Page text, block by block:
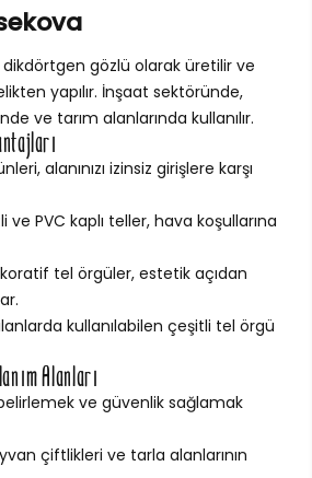
dikdörtgen gözlü olarak üretilir ve
yapılır. İnşaat sektöründe,
ve tarım alanlarında kullanılır.
alanınızı izinsiz girişlere karşı
ve PVC kaplı teller, hava koşullarına
tel örgüler, estetik açıdan
kullanılabilen çeşitli tel örgü
Alanları
belirlemek ve güvenlik sağlamak
çiftlikleri ve tarla alanlarının